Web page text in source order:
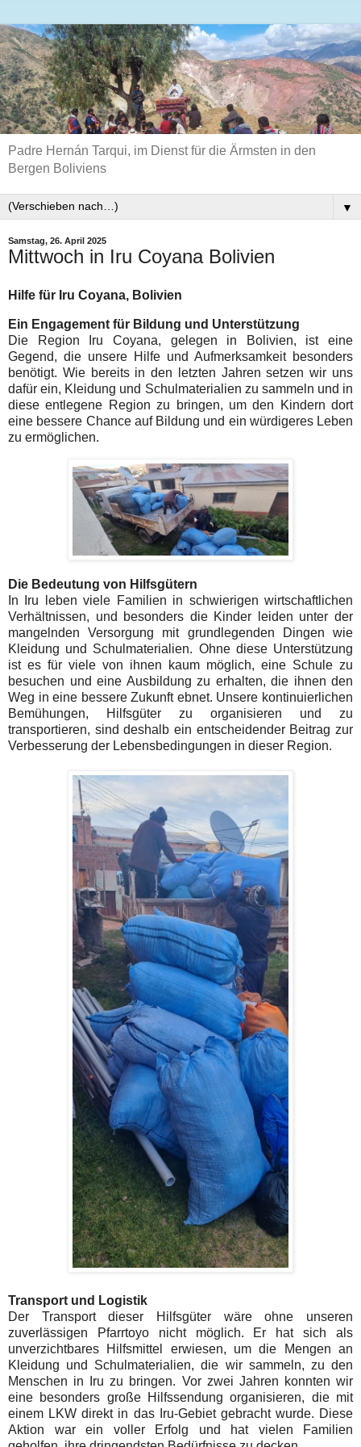
Padre Hernán Tarqui, im Dienst für die Ärmsten in den
Bergen Boliviens
▼
Samstag, 26. April 2025
Mittwoch in Iru Coyana Bolivien
Hilfe für Iru Coyana, Bolivien
Ein Engagement für Bildung und Unterstützung
Die Region Iru Coyana, gelegen in Bolivien, ist eine
Gegend, die unsere Hilfe und Aufmerksamkeit besonders
benötigt. Wie bereits in den letzten Jahren setzen wir uns
dafür ein, Kleidung und Schulmaterialien zu sammeln und in
diese entlegene Region zu bringen, um den Kindern dort
eine bessere Chance auf Bildung und ein würdigeres Leben
zu ermöglichen.
Die Bedeutung von Hilfsgütern
In Iru leben viele Familien in schwierigen wirtschaftlichen
Verhältnissen, und besonders die Kinder leiden unter der
mangelnden Versorgung mit grundlegenden Dingen wie
Kleidung und Schulmaterialien. Ohne diese Unterstützung
ist es für viele von ihnen kaum möglich, eine Schule zu
besuchen und eine Ausbildung zu erhalten, die ihnen den
Weg in eine bessere Zukunft ebnet. Unsere kontinuierlichen
Bemühungen, Hilfsgüter zu organisieren und zu
transportieren, sind deshalb ein entscheidender Beitrag zur
Verbesserung der Lebensbedingungen in dieser Region.
Transport und Logistik
Der Transport dieser Hilfsgüter wäre ohne unseren
zuverlässigen Pfarrtoyo nicht möglich. Er hat sich als
unverzichtbares Hilfsmittel erwiesen, um die Mengen an
Kleidung und Schulmaterialien, die wir sammeln, zu den
Menschen in Iru zu bringen. Vor zwei Jahren konnten wir
eine besonders große Hilfssendung organisieren, die mit
einem LKW direkt in das Iru-Gebiet gebracht wurde. Diese
Aktion war ein voller Erfolg und hat vielen Familien